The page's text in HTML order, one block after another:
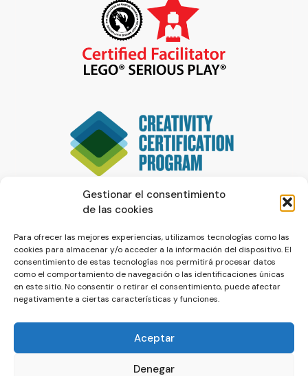
Gestionar el consentimiento
de las cookies
Para ofrecer las mejores experiencias, utilizamos tecnologías como las
cookies para almacenar y/o acceder a la información del dispositivo. El
consentimiento de estas tecnologías nos permitirá procesar datos
como el comportamiento de navegación o las identificaciones únicas
en este sitio. No consentir o retirar el consentimiento, puede afectar
negativamente a ciertas características y funciones.
Aceptar
Denegar